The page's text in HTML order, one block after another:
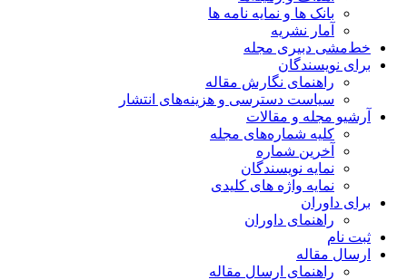
بانک ها و نمایه نامه ها
آمار نشریه
خط‌مشی دبیری مجله
برای نویسندگان
راهنمای نگارش مقاله
سیاست دسترسی و هزینه‌های انتشار
آرشیو مجله و مقالات
کلیه شماره‌های مجله
آخرین شماره
نمایه نویسندگان
نمایه واژه های کلیدی
برای داوران
راهنمای داوران
ثبت نام
ارسال مقاله
راهنمای ارسال مقاله